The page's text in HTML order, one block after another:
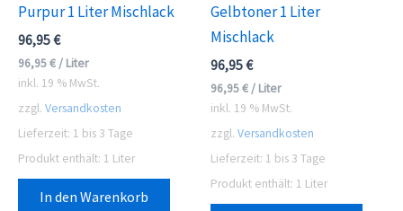
Purpur 1 Liter Mischlack
96,95€
96,95€ / Liter
inkl. 19 % MwSt.
zzgl. Versandkosten
Lieferzeit: 1 bis 3 Tage
Produkt enthält: 1 Liter
In den Warenkorb
Gelbtoner 1 Liter
Mischlack
96,95€
96,95€ / Liter
inkl. 19 % MwSt.
zzgl. Versandkosten
Lieferzeit: 1 bis 3 Tage
Produkt enthält: 1 Liter